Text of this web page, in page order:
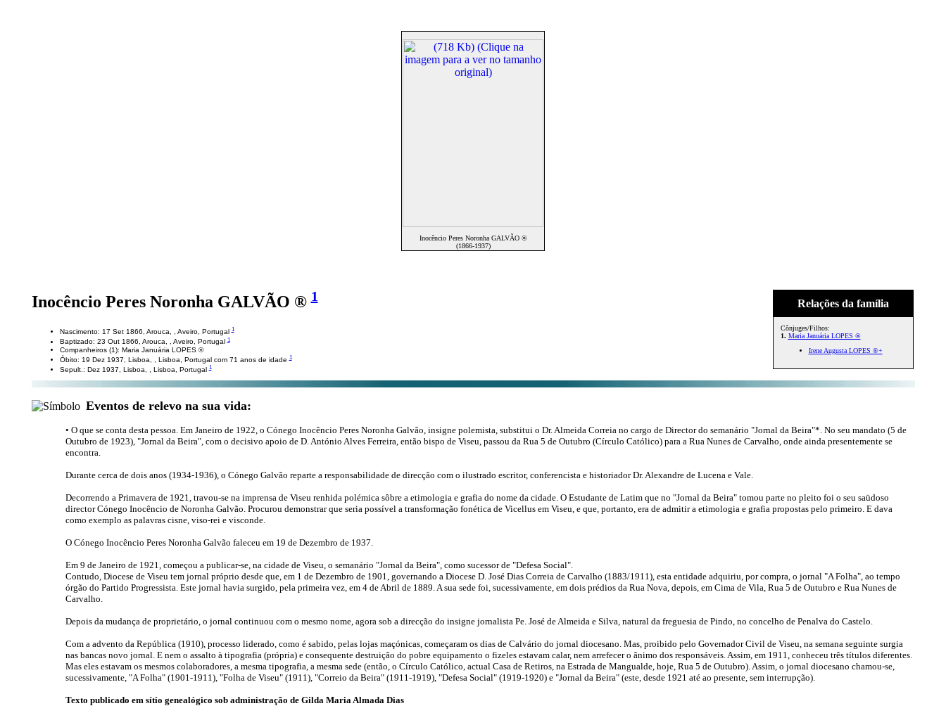
Inocêncio Peres Noronha GALVÃO ®
(1866-1937)
Relações da família
Cônjuges/Filhos:
1. Maria Januária LOPES ®
Irene Augusta LOPES ®+
Inocêncio Peres Noronha GALVÃO ®1
Nascimento: 17 Set 1866, Arouca, , Aveiro, Portugal1
Baptizado: 23 Out 1866, Arouca, , Aveiro, Portugal1
Companheiros (1): Maria Januária LOPES ®
Óbito: 19 Dez 1937, Lisboa, , Lisboa, Portugal com 71 anos de idade1
Sepult.: Dez 1937, Lisboa, , Lisboa, Portugal1
Eventos de relevo na sua vida:
• O que se conta desta pessoa. Em Janeiro de 1922, o Cónego Inocêncio Peres Noronha Galvão, insigne polemista, substitui o Dr. Almeida Correia no cargo de Director do semanário "Jornal da Beira"*. No seu mandato (5 de
Outubro de 1923), "Jornal da Beira", com o decisivo apoio de D. António Alves Ferreira, então bispo de Viseu, passou da Rua 5 de Outubro (Círculo Católico) para a Rua Nunes de Carvalho, onde ainda presentemente se
encontra.
Durante cerca de dois anos (1934-1936), o Cónego Galvão reparte a responsabilidade de direcção com o ilustrado escritor, conferencista e historiador Dr. Alexandre de Lucena e Vale.
Decorrendo a Primavera de 1921, travou-se na imprensa de Viseu renhida polémica sôbre a etimologia e grafia do nome da cidade. O Estudante de Latim que no "Jornal da Beira" tomou parte no pleito foi o seu saüdoso
director Cónego Inocêncio de Noronha Galvão. Procurou demonstrar que seria possível a transformação fonética de Vicellus em Viseu, e que, portanto, era de admitir a etimologia e grafia propostas pelo primeiro. E dava
como exemplo as palavras cisne, viso-rei e visconde.
O Cónego Inocêncio Peres Noronha Galvão faleceu em 19 de Dezembro de 1937.
Em 9 de Janeiro de 1921, começou a publicar-se, na cidade de Viseu, o semanário "Jornal da Beira", como sucessor de "Defesa Social".
Contudo, Diocese de Viseu tem jornal próprio desde que, em 1 de Dezembro de 1901, governando a Diocese D. José Dias Correia de Carvalho (1883/1911), esta entidade adquiriu, por compra, o jornal "A Folha", ao tempo
órgão do Partido Progressista. Este jornal havia surgido, pela primeira vez, em 4 de Abril de 1889. A sua sede foi, sucessivamente, em dois prédios da Rua Nova, depois, em Cima de Vila, Rua 5 de Outubro e Rua Nunes de
Carvalho.
Depois da mudança de proprietário, o jornal continuou com o mesmo nome, agora sob a direcção do insigne jornalista Pe. José de Almeida e Silva, natural da freguesia de Pindo, no concelho de Penalva do Castelo.
Com a advento da República (1910), processo liderado, como é sabido, pelas lojas maçónicas, começaram os dias de Calvário do jornal diocesano. Mas, proibido pelo Governador Civil de Viseu, na semana seguinte surgia
nas bancas novo jornal. E nem o assalto à tipografia (própria) e consequente destruição do pobre equipamento o fizeles estavam calar, nem arrefecer o ânimo dos responsáveis. Assim, em 1911, conheceu três títulos diferentes.
Mas eles estavam os mesmos colaboradores, a mesma tipografia, a mesma sede (então, o Círculo Católico, actual Casa de Retiros, na Estrada de Mangualde, hoje, Rua 5 de Outubro). Assim, o jornal diocesano chamou-se,
sucessivamente, "A Folha" (1901-1911), "Folha de Viseu" (1911), "Correio da Beira" (1911-1919), "Defesa Social" (1919-1920) e "Jornal da Beira" (este, desde 1921 até ao presente, sem interrupção).
Texto publicado em sítio genealógico sob administração de Gilda Maria Almada Dias